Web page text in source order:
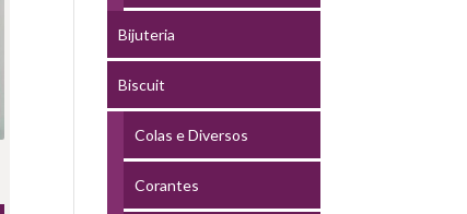
Bijuteria
Biscuit
Colas e Diversos
Corantes